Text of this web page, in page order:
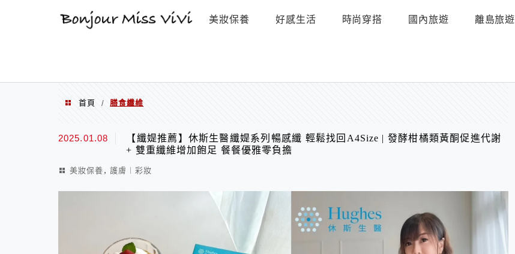
美妝保養 好感生活 時尚穿搭 國內旅遊 離島旅遊
首頁 / 膳食纖維
膳食纖維
2025.01.08
【纖媞推薦】休斯生醫纖媞系列暢感纖 輕鬆找回A4Size | 發酵柑橘類黃酮促進代謝
+ 雙重纖維增加飽足 餐餐優雅零負擔
美妝保養 , 護膚︱彩妝